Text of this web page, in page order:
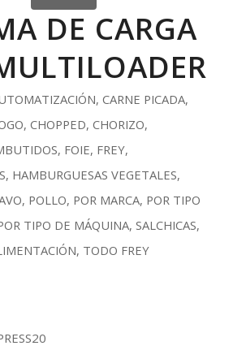
DE CARGA
, CARNE PICADA,
, CHOPPED, CHORIZO,
, FOIE, FREY,
, HAMBURGUESAS VEGETALES,
, POLLO, POR MARCA, POR TIPO
TIPO DE MÁQUINA, SALCHICAS,
, TODO FREY